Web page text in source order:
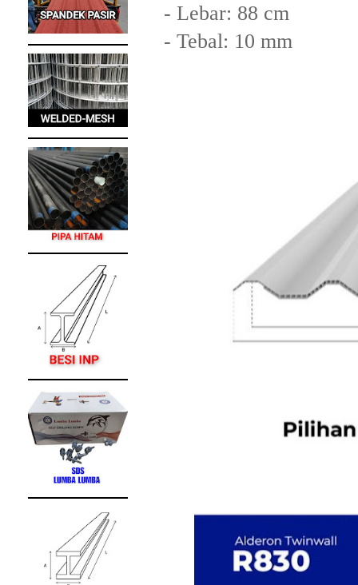
- Lebar: 88 cm
- Tebal: 10 mm